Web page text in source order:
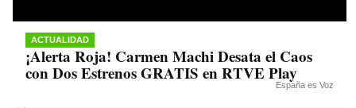
ACTUALIDAD
¡Alerta Roja! Carmen Machi Desata el Caos
con Dos Estrenos GRATIS en RTVE Play
España es Voz